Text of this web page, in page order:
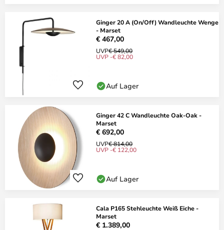
Ginger 20 A (On/Off) Wandleuchte Wenge
- Marset
€ 467,00
UVP€ 549,00
UVP -€ 82,00
Auf Lager
Ginger 42 C Wandleuchte Oak-Oak -
Marset
€ 692,00
UVP€ 814,00
UVP -€ 122,00
Auf Lager
Cala P165 Stehleuchte Weiß Eiche -
Marset
€ 1.389,00